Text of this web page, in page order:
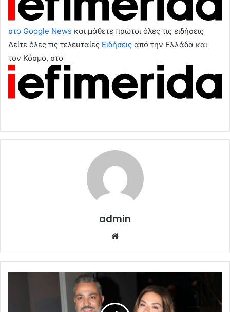
στο Google News και μάθετε πρώτοι όλες τις ειδήσεις
Δείτε όλες τις τελευταίες Ειδήσεις από την Ελλάδα και
τον Κόσμο, στο
admin